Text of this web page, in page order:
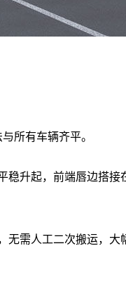
所有车辆齐平。
升起，前端唇边搭接
需人工二次搬运，大